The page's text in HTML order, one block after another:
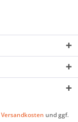
Versandkosten und ggf.